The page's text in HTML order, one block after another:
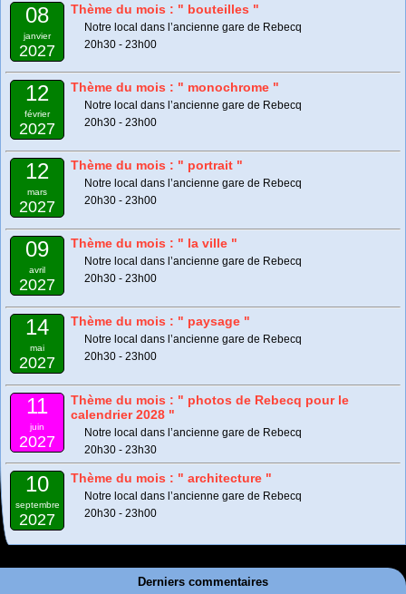
08
janvier
2027
Thème du mois : " bouteilles "
Notre local dans l’ancienne gare de Rebecq
20h30 - 23h00
12
février
2027
Thème du mois : " monochrome "
Notre local dans l’ancienne gare de Rebecq
20h30 - 23h00
12
mars
2027
Thème du mois : " portrait "
Notre local dans l’ancienne gare de Rebecq
20h30 - 23h00
09
avril
2027
Thème du mois : " la ville "
Notre local dans l’ancienne gare de Rebecq
20h30 - 23h00
14
mai
2027
Thème du mois : " paysage "
Notre local dans l’ancienne gare de Rebecq
20h30 - 23h00
11
juin
2027
Thème du mois : " photos de Rebecq pour le
calendrier 2028 "
Notre local dans l’ancienne gare de Rebecq
20h30 - 23h30
10
septembre
2027
Thème du mois : " architecture "
Notre local dans l’ancienne gare de Rebecq
20h30 - 23h00
Derniers commentaires